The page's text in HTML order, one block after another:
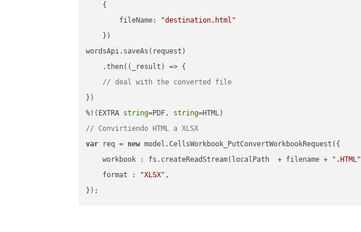
    {
fileName:
"destination.html"
    })
wordsApi.saveAs(request)
    .then(
( _result ) => {
// deal with the converted file
})
%!(EXTRA string=PDF, string
// Convirtiendo HTML a XLSX
var req = new model.CellsWorkbook_PutConvertWorkbookRequest({
workbook : fs.createReadStream(localPath  + filename + ".HTML"
format : "XLSX" ,